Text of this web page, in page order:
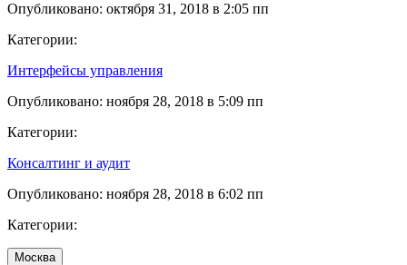
Опубликовано: октября 31, 2018 в 2:05 пп
Категории:
Интерфейсы управления
Опубликовано: ноября 28, 2018 в 5:09 пп
Категории:
Консалтинг и аудит
Опубликовано: ноября 28, 2018 в 6:02 пп
Категории:
Москва